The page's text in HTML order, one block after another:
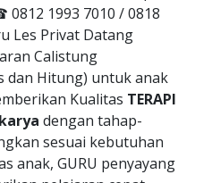
1993 7010 / 0818
Les Privat Datang
Calistung
dan Hitung) untuk anak
Kualitas TERAPI
dengan tahap-
sesuai kebutuhan
anak, GURU penyayang